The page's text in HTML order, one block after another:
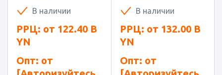
В наличии
РРЦ: от 122.40 B
YN
Опт: от
В наличии
РРЦ: от 132.00 B
YN
Опт: от